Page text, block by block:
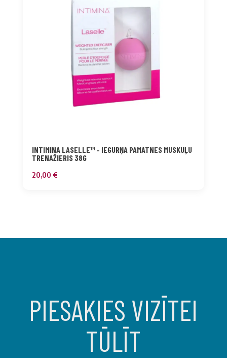
INTIMINA LASELLE™ – IEGURŅA PAMATNES MUSKUĻU
TRENAŽIERIS 38G
20,00 €
PIESAKIES VIZĪTEI
TŪLĪT